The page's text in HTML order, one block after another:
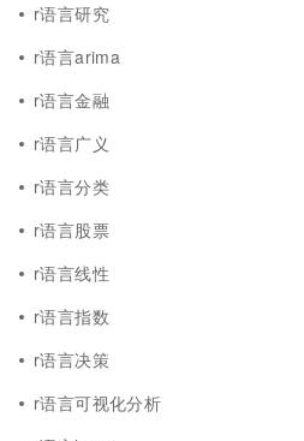
r语言研究
r语言arima
r语言金融
r语言广义
r语言分类
r语言股票
r语言线性
r语言指数
r语言决策
r语言可视化分析